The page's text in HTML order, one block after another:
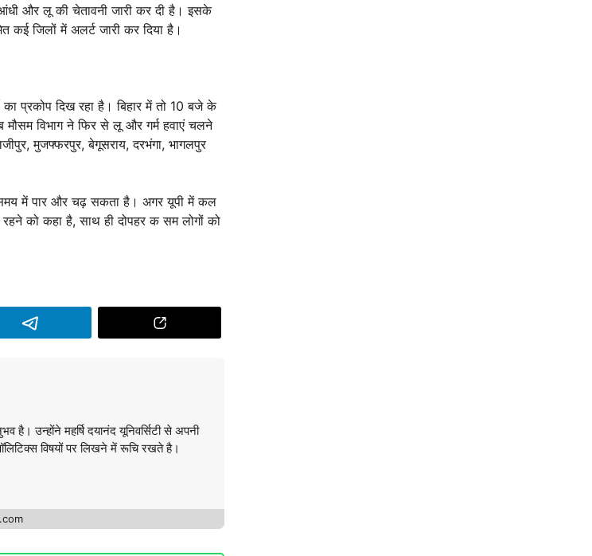
आंधी और लू की चेतावनी जारी कर दी है। इसके
कई जिलों में अलर्ट जारी कर दिया है।
का प्रकोप दिख रहा है। बिहार में तो 10 बजे के
विभाग ने फिर से लू और गर्म हवाएं चलने
मुजफ्फरपुर, बेगूसराय, दरभंगा, भागलपुर
में पार और चढ़ सकता है। अगर यूपी में कल
को कहा है, साथ ही दोपहर क सम लोगों को
है। उन्होंने महर्षि दयानंद यूनिवर्सिटी से अपनी
विषयों पर लिखने में रूचि रखते है।